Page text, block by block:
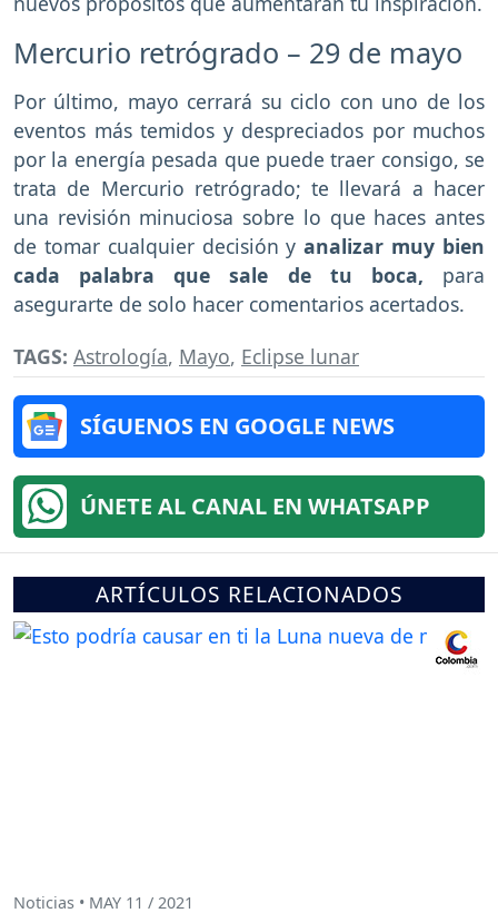
Mercurio retrógrado – 29 de mayo
Por último, mayo cerrará su ciclo con uno de los
eventos más temidos y despreciados por muchos
por la energía pesada que puede traer consigo, se
trata de Mercurio retrógrado; te llevará a hacer
una revisión minuciosa sobre lo que haces antes
de tomar cualquier decisión yanalizar muy bien
cada palabra que sale de tu boca, para
asegurarte de solo hacer comentarios acertados.
TAGS: Astrología, Mayo, Eclipse lunar
SÍGUENOS EN GOOGLE NEWS
ÚNETE AL CANAL EN WHATSAPP
ARTÍCULOS RELACIONADOS
Noticias • MAY 11 / 2021